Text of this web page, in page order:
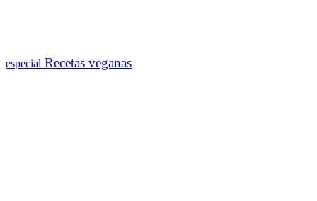
especial Recetas veganas